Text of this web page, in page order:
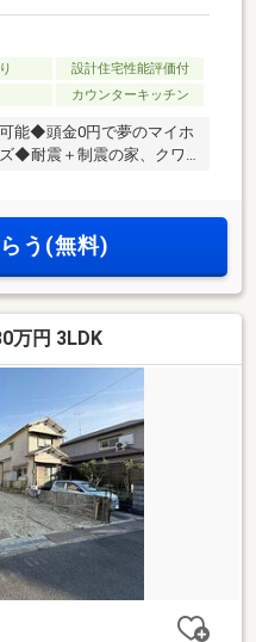
設計住宅性能評価付
カウンターキッチン
能◆頭金0円で夢のマイホ
◆耐震＋制震の家、クワ
う(無料)
万円 3LDK